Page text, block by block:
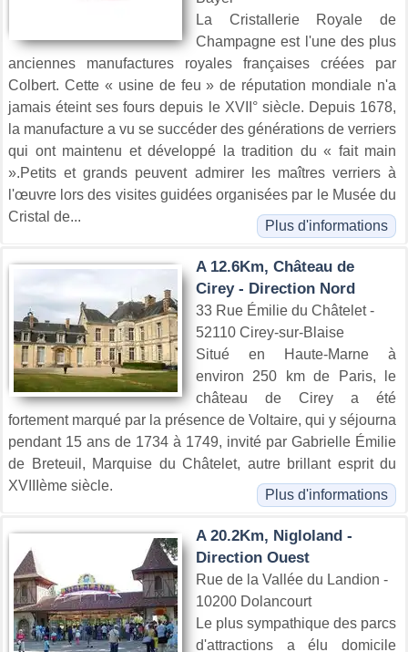
La Cristallerie Royale de
Champagne est l'une des plus
anciennes manufactures royales françaises créées par
Colbert. Cette « usine de feu » de réputation mondiale n'a
jamais éteint ses fours depuis le XVII° siècle. Depuis 1678,
la manufacture a vu se succéder des générations de verriers
qui ont maintenu et développé la tradition du « fait main
».Petits et grands peuvent admirer les maîtres verriers à
l'œuvre lors des visites guidées organisées par le Musée du
Cristal de...
Plus d'informations
A 12.6Km, Château de
Cirey - Direction Nord
33 Rue Émilie du Châtelet -
52110 Cirey-sur-Blaise
Situé en Haute-Marne à
environ 250 km de Paris, le
château de Cirey a été
fortement marqué par la présence de Voltaire, qui y séjourna
pendant 15 ans de 1734 à 1749, invité par Gabrielle Émilie
de Breteuil, Marquise du Châtelet, autre brillant esprit du
XVIIIème siècle.
Plus d'informations
A 20.2Km, Nigloland -
Direction Ouest
Rue de la Vallée du Landion -
10200 Dolancourt
Le plus sympathique des parcs
d'attractions a élu domicile